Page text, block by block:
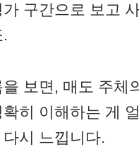
구간으로 보고
보면, 매도 주체
히 이해하는 게
시 느낍니다.